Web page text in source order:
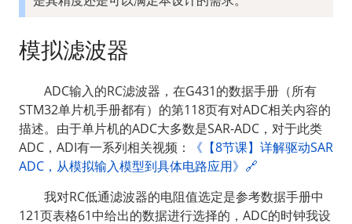
模拟滤波器
ADC输入的RC滤波器，在G431的数据手册（所有
STM32单片机手册都有）的第118页有对ADC相关内容的
描述。由于单片机的ADC大多数是SAR-ADC，对于此类
ADC，ADI有一系列相关视频：
《【8节课】详解驱动SAR
ADC，从模拟输入模型到具体电路应用》🔗
我对RC低通滤波器的电阻值选定是参考数据手册中
121页表格61中给出的数据进行选择的，ADC的时钟我设